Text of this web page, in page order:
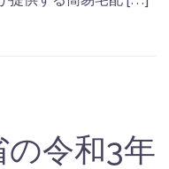
の令和3年